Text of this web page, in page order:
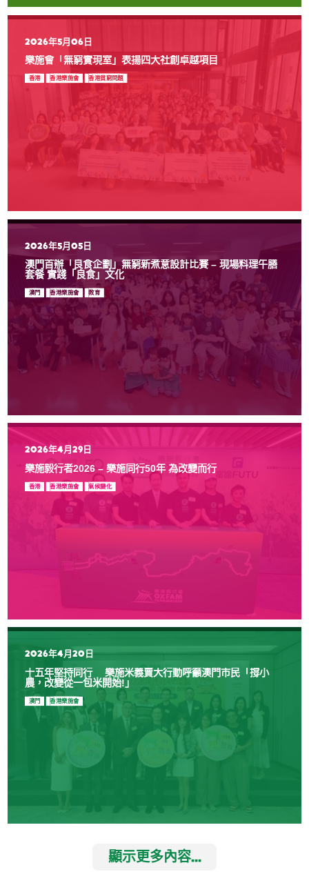
2026年5月06日
樂施會「無窮實現室」表揚四大社創卓越項目
香港 香港樂施會 香港貧窮問題
2026年5月05日
澳門首辦「良食企劃」無窮新煮意設計比賽 – 現場料理午膳
套餐 實踐「良食」文化
澳門 香港樂施會 教育
2026年4月29日
樂施毅行者2026 – 樂施同行50年 為改變而行
香港 香港樂施會 氣候變化
2026年4月20日
十五年堅持同行 樂施米義賣大行動呼籲澳門市民「撐小
農，改變從一包米開始!」
澳門 香港樂施會
顯示更多內容...